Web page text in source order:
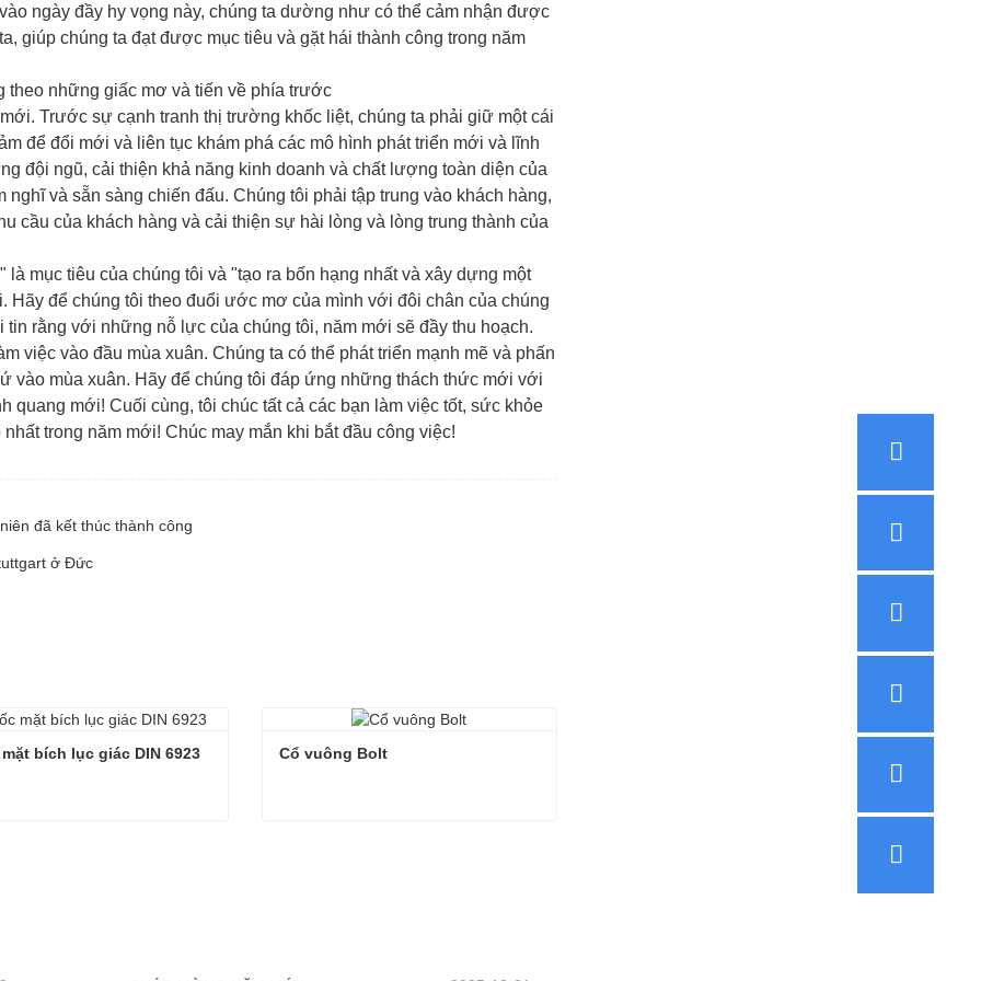
ngày đầy hy vọng này, chúng ta dường như có thể cảm nhận được
giúp chúng ta đạt được mục tiêu và gặt hái thành công trong năm
theo những giấc mơ và tiến về phía trước
Trước sự cạnh tranh thị trường khốc liệt, chúng ta phải giữ một cái
để đổi mới và liên tục khám phá các mô hình phát triển mới và lĩnh
đội ngũ, cải thiện khả năng kinh doanh và chất lượng toàn diện của
và sẵn sàng chiến đấu. Chúng tôi phải tập trung vào khách hàng,
cầu của khách hàng và cải thiện sự hài lòng và lòng trung thành của
mục tiêu của chúng tôi và "tạo ra bốn hạng nhất và xây dựng một
Hãy để chúng tôi theo đuổi ước mơ của mình với đôi chân của chúng
rằng với những nỗ lực của chúng tôi, năm mới sẽ đầy thu hoạch.
việc vào đầu mùa xuân. Chúng ta có thể phát triển mạnh mẽ và phấn
vào mùa xuân. Hãy để chúng tôi đáp ứng những thách thức mới với
quang mới! Cuối cùng, tôi chúc tất cả các bạn làm việc tốt, sức khỏe
trong năm mới! Chúc may mắn khi bắt đầu công việc!
đã kết thúc thành công
ở Đức
bích lục giác DIN 6923 Cổ vuông Bolt